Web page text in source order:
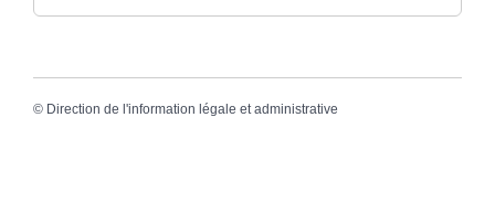
© Direction de l'information légale et administrative